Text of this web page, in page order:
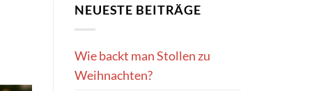
NEUESTE BEITRÄGE
Wie backt man Stollen zu
Weihnachten?